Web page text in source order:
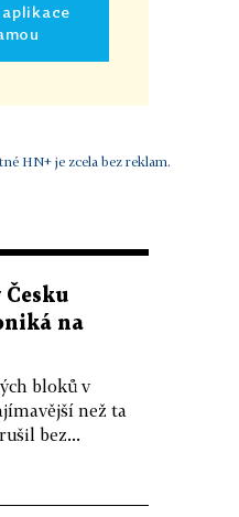
HN+ je zcela bez reklam.
na
bloků v
než ta
bez...